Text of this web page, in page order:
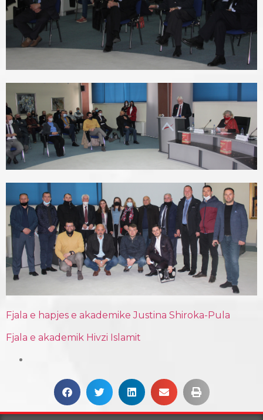
Fjala e hapjes e akademike Justina Shiroka-Pula
Fjala e akademik Hivzi Islamit